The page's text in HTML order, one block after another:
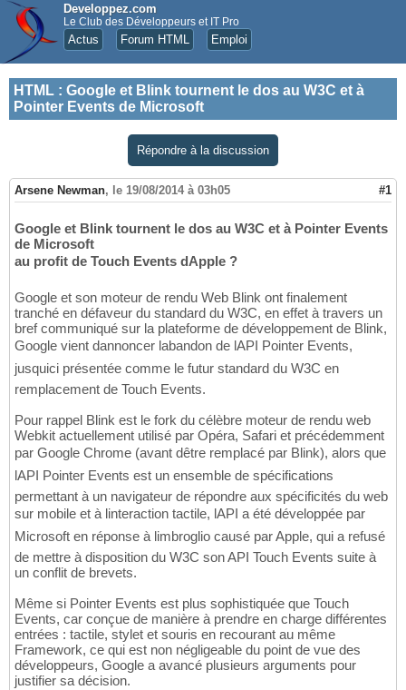
Developpez.com
Le Club des Développeurs et IT Pro
Actus Forum HTML Emploi
HTML : Google et Blink tournent le dos au W3C et à
Pointer Events de Microsoft
Répondre à la discussion
Arsene Newman, le 19/08/2014 à 03h05 #1
Google et Blink tournent le dos au W3C et à Pointer Events
de Microsoft
au profit de Touch Events dApple ?
Google et son moteur de rendu Web Blink ont finalement
tranché en défaveur du standard du W3C, en effet à travers un
bref communiqué sur la plateforme de développement de Blink,
Google vient dannoncer labandon de lAPI Pointer Events,
jusquici présentée comme le futur standard du W3C en
remplacement de Touch Events.
Pour rappel Blink est le fork du célèbre moteur de rendu web
Webkit actuellement utilisé par Opéra, Safari et précédemment
par Google Chrome (avant dêtre remplacé par Blink), alors que
lAPI Pointer Events est un ensemble de spécifications
permettant à un navigateur de répondre aux spécificités du web
sur mobile et à linteraction tactile, lAPI a été développée par
Microsoft en réponse à limbroglio causé par Apple, qui a refusé
de mettre à disposition du W3C son API Touch Events suite à
un conflit de brevets.
Même si Pointer Events est plus sophistiquée que Touch
Events, car conçue de manière à prendre en charge différentes
entrées : tactile, stylet et souris en recourant au même
Framework, ce qui est non négligeable du point de vue des
développeurs, Google a avancé plusieurs arguments pour
justifier sa décision.